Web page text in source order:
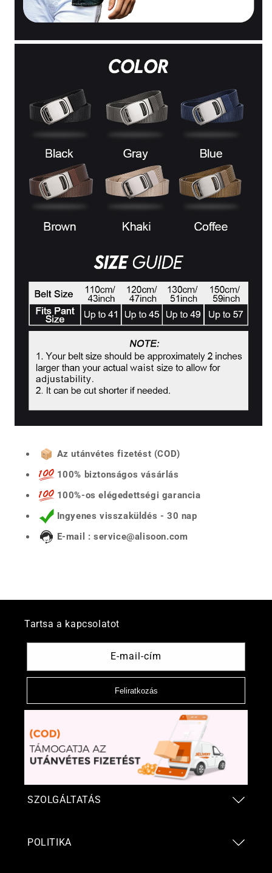
Az utánvétes fizetést (COD)
100% biztonságos vásárlás
100%-os elégedettségi garancia
Ingyenes visszaküldés - 30 nap
E-mail : service@alisoon.com
Tartsa a kapcsolatot
E-mail-cím
Feliratkozás
SZOLGÁLTATÁS
POLITIKA